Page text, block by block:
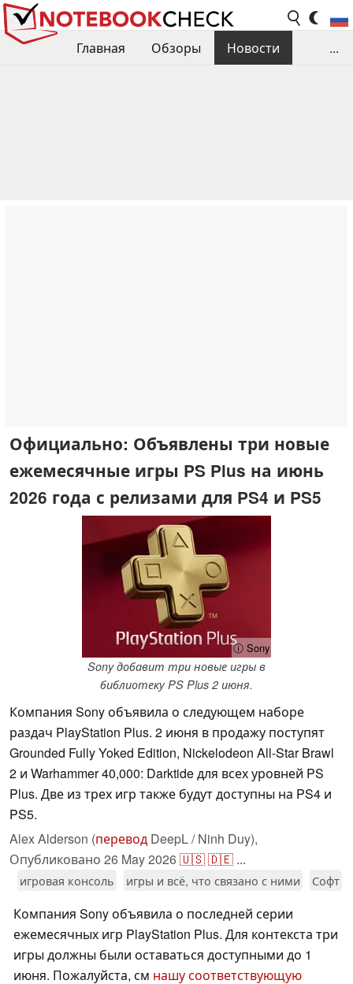
Главная Обзоры
Новости
...
Официально: Объявлены три новые
ежемесячные игры PS Plus на июнь
2026 года с релизами для PS4 и PS5
ⓘ Sony
Sony добавит три новые игры в
библиотеку PS Plus 2 июня.
Компания Sony объявила о следующем наборе
раздач PlayStation Plus. 2 июня в продажу поступят
Grounded Fully Yoked Edition, Nickelodeon All-Star Brawl
2 и Warhammer 40,000: Darktide для всех уровней PS
Plus. Две из трех игр также будут доступны на PS4 и
PS5.
Alex Alderson (перевод DeepL / Ninh Duy),
Опубликовано 26 May 2026🇺🇸🇩🇪 ...
игровая консоль игры и всё, что связано с ними Софт
Компания Sony объявила о последней серии
ежемесячных игр PlayStation Plus. Для контекста три
игры должны были оставаться доступными до 1
июня. Пожалуйста, см нашу соответствующую